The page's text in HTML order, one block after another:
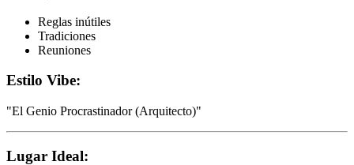
Reglas inútiles
Tradiciones
Reuniones
Estilo Vibe:
"El Genio Procrastinador (Arquitecto)"
Lugar Ideal: